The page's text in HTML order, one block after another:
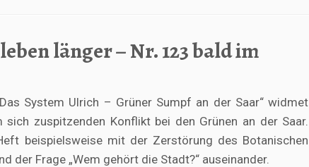
länger – Nr. 123 bald im
System Ulrich – Grüner Sumpf an der Saar“ widmet
zuspitzenden Konflikt bei den Grünen an der Saar.
beispielsweise mit der Zerstörung des Botanischen
der Frage „Wem gehört die Stadt?“ auseinander.